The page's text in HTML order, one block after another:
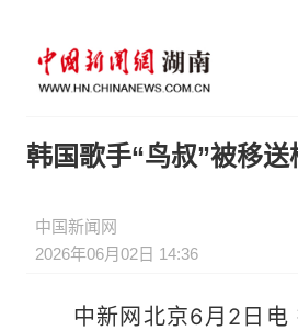
韩国歌手“鸟叔”被移送
中国新闻网
2026年06月02日 14:36
中新网北京6月2日电